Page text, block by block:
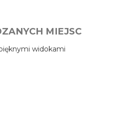
MIEJSC
widokami